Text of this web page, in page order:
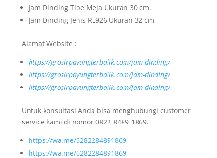
Jam Dinding Tipe Meja Ukuran 30 cm.
Jam Dinding Jenis RL926 Ukuran 32 cm.
Alamat Website :
https://grosirpayungterbalik.com/jam-dinding/
https://grosirpayungterbalik.com/jam-dinding/
https://grosirpayungterbalik.com/jam-dinding/
Untuk konsultasi Anda bisa menghubungi customer
service kami di nomor 0822-8489-1869.
https://wa.me/6282284891869
https://wa.me/6282284891869